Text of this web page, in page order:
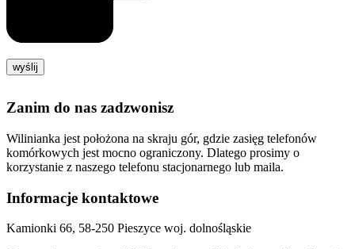
Zanim do nas zadzwonisz
Wilinianka jest położona na skraju gór, gdzie zasięg telefonów
komórkowych jest mocno ograniczony. Dlatego prosimy o
korzystanie z naszego telefonu stacjonarnego lub maila.
Informacje kontaktowe
Kamionki 66, 58-250 Pieszyce woj. dolnośląskie